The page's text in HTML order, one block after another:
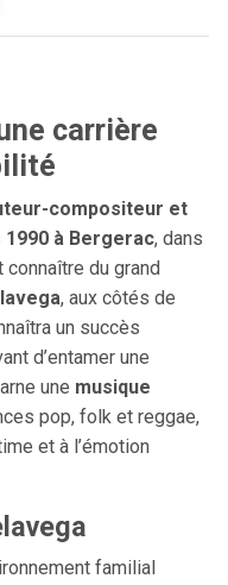
carrière
compositeur et
1990 à Bergerac, dans
du grand
, aux côtés de
un succès
d’entamer une
une musique
pop, folk et reggae,
et à l’émotion
familial